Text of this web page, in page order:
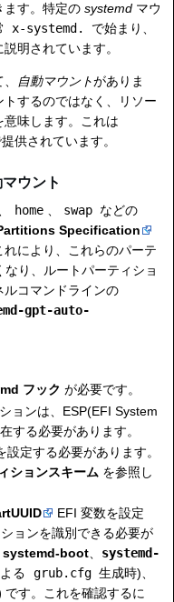
ます。特定の systemd マウ
x-systemd.
で始まり、
明されています。
自動マウントがありま
するのではなく、リソー
味します。これは
供されています。
ウント
home 、 swap などの
Specification
により、これらのパーテ
り、ルートパーティショ
ルコマンドラインの
gpt-auto-
フック が必要です。
ョンは、ESP(EFI System
する必要があります。
定する必要があります。
ションスキーム を参照し
EFI 変数を設定
ョンを識別できる必要が
systemd-boot、 systemd-
る grub.cfg 生成時)、
です。これを確認するに